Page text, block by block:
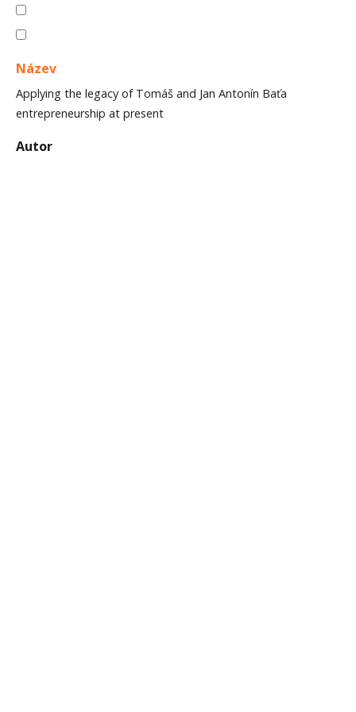
Název
Applying the legacy of Tomáš and Jan Antonín Baťa
entrepreneurship at present
Autor